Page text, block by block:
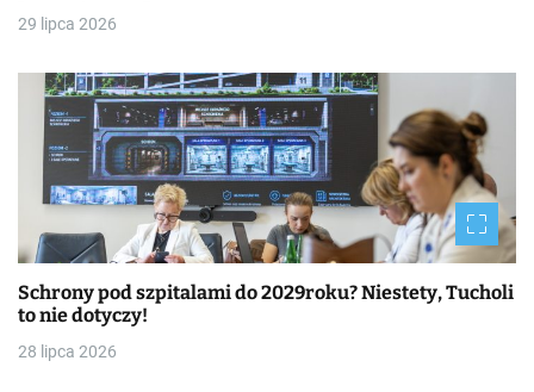
29 lipca 2026
Schrony pod szpitalami do 2029roku? Niestety, Tucholi
to nie dotyczy!
28 lipca 2026